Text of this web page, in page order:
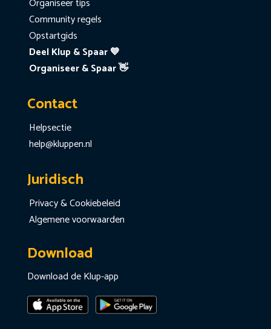
Organiseer tips
Community regels
Opstartgids
Deel Klup & Spaar 💙
Organiseer & Spaar 👋
Contact
Helpsectie
help@kluppen.nl
Juridisch
Privacy & Cookiebeleid
Algemene voorwaarden
Download
Download de Klup-app